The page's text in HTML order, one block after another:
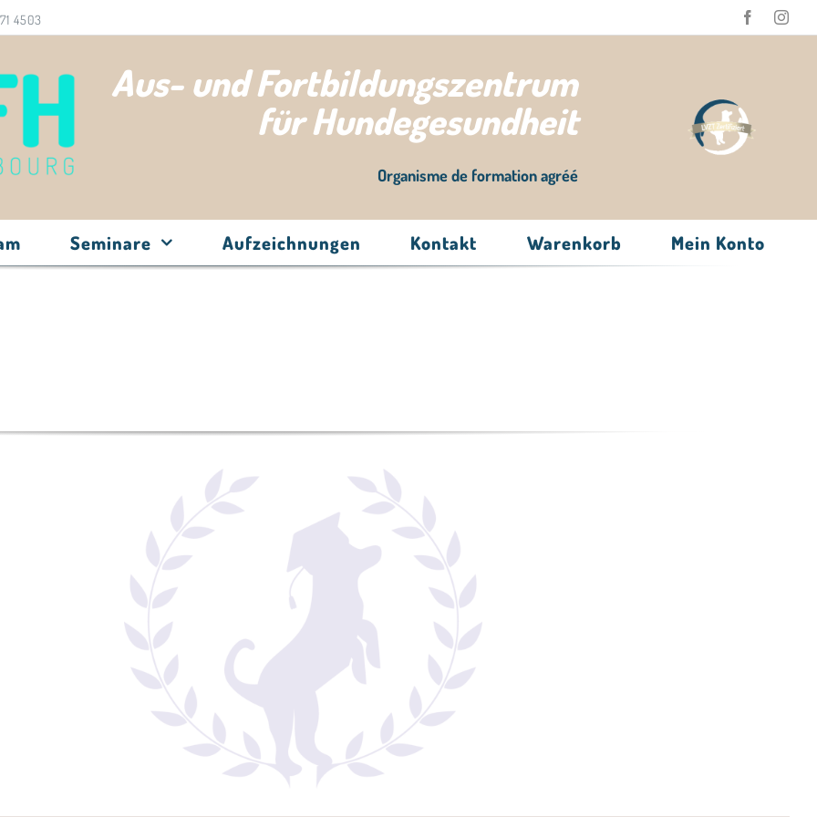
4503
Aus- und Fortbildungszentrum
für Hundegesundheit
Organisme de formation agréé
Seminare Aufzeichnungen Kontakt Warenkorb Mein Konto